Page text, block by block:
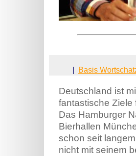
| Basis
Deutschland ist
fantastische Ziele
Das Hamburger
Bierhallen
schon seit
nicht mit seinem